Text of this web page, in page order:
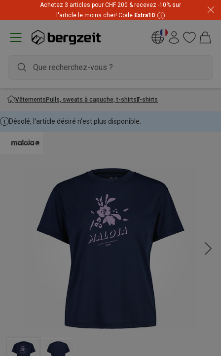
Achetez 3 articles pour CHF 200 & recevez -10% sur
l'article le moins cher! Code Extra10
VêtementsPulls, sweats à capuche, t-shirtsT-shirts
Désolé, l'article désiré n'est plus disponible.